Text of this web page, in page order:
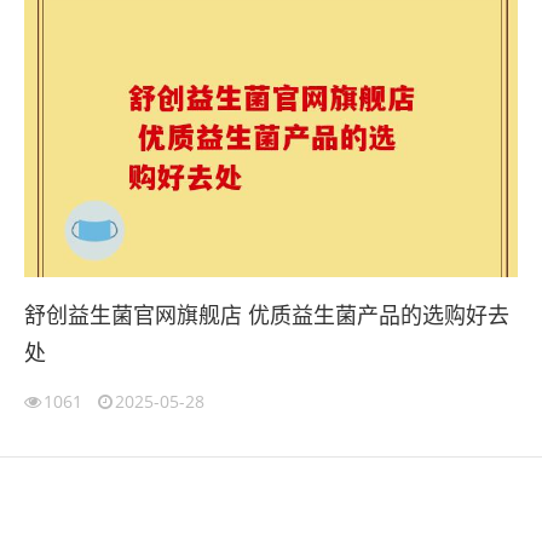
舒创益生菌官网旗舰店 优质益生菌产品的选购好去
处
1061 2025-05-28